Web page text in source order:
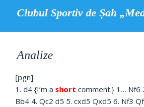
Clubul Sportiv de Șah
Analize
[pgn]
1. d4 {I’m a short comment.} 1… Nf6
Bb4 4. Qc2 d5 5. cxd5 Qxd5 6. Nf3